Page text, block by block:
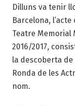
Dilluns va tenir
Barcelona,
Teatre Memorial
2016/2017,
la descoberta de
Ronda de les
nom.